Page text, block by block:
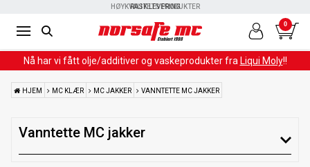
RASK LEVERING
HØYKVALITETS PRODUKTER
0
Nå har vi fått olje/additiver og vaskeprodukter fra Liqui Moly!!
HJEM MC KLÆR MC JAKKER VANNTETTE MC JAKKER
Vanntette MC jakker